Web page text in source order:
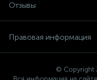
Отзывы
Правовая информация
© Copyright